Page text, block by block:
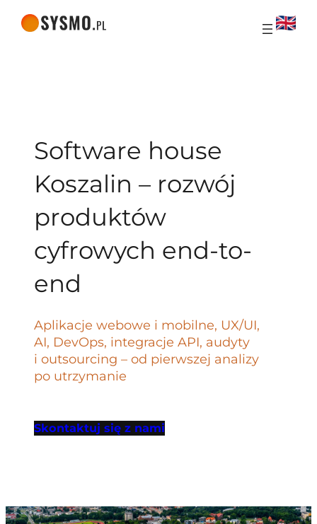
Przejdź
do treści
Software house
Koszalin – rozwój
produktów
cyfrowych end-to-
end
Aplikacje webowe i mobilne, UX/UI,
AI, DevOps, integracje API, audyty
i outsourcing – od pierwszej analizy
po utrzymanie
Skontaktuj się z nami